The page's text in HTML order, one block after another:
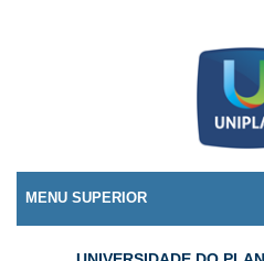
MENU SUPERIOR